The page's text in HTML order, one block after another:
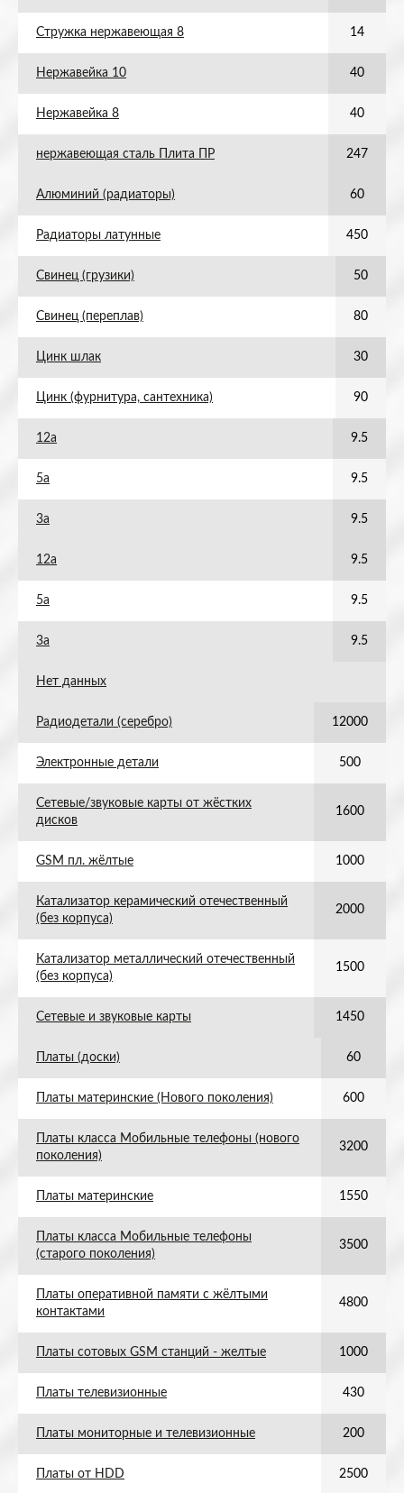
Стружка нержавеющая 8 14
Нержавейка 10 40
Нержавейка 8 40
нержавеющая сталь Плита ПР 247
Алюминий (радиаторы) 60
Радиаторы латунные 450
Свинец (грузики) 50
Свинец (переплав) 80
Цинк шлак 30
Цинк (фурнитура, сантехника) 90
12а 9.5
5а 9.5
3а 9.5
12а 9.5
5а 9.5
3а 9.5
Нет данных
Радиодетали (серебро) 12000
Электронные детали 500
Сетевые/звуковые карты от жёстких
дисков
1600
GSM пл. жёлтые 1000
Катализатор керамический отечественный
(без корпуса)
2000
Катализатор металлический отечественный
(без корпуса)
1500
Сетевые и звуковые карты 1450
Платы (доски) 60
Платы материнские (Нового поколения) 600
Платы класса Мобильные телефоны (нового
поколения)
3200
Платы материнские 1550
Платы класса Мобильные телефоны
(старого поколения)
3500
Платы оперативной памяти с жёлтыми
контактами
4800
Платы сотовых GSM станций - желтые 1000
Платы телевизионные 430
Платы мониторные и телевизионные 200
Платы от HDD 2500